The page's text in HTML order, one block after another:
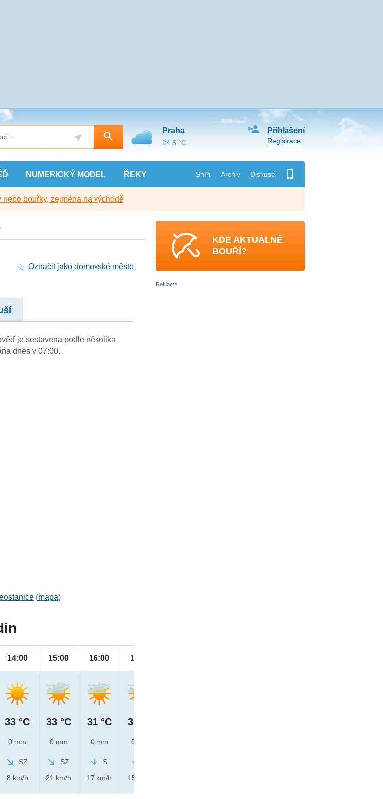
NUMERICKÝ MODEL ŘEKY Sníh Archiv Diskuse
Přihlášení
Registrace
Praha
24.6 °C
bouřky, zejména na východě
Označit jako domovské město
je sestavena podle několika
dnes v 07:00.
(mapa)
14:00
33 °C
0 mm
SZ
8 km/h
15:00
33 °C
0 mm
SZ
21 km/h
16:00
31 °C
0 mm
S
17 km/h
17:00
30 °C
0 mm
15 km/h
KDE AKTUÁLNĚ
BOUŘÍ?